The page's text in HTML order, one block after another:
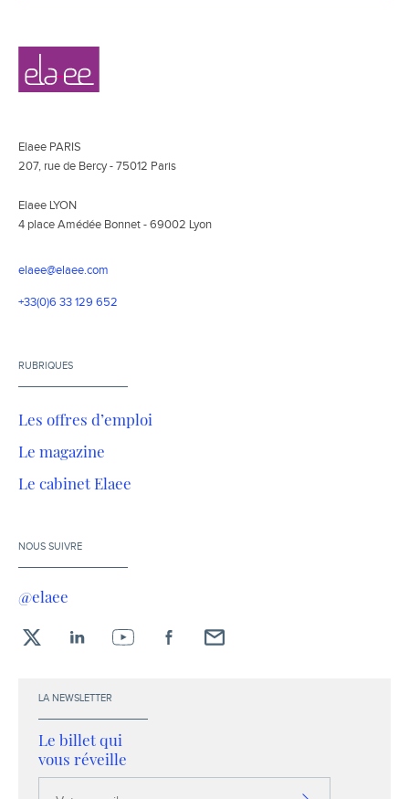
Navigation
secondaire
Elaee
Elaee PARIS
207, rue de Bercy - 75012 Paris
Elaee LYON
4 place Amédée Bonnet - 69002 Lyon
elaee@elaee.com
+33(0)6 33 129 652
RUBRIQUES
Les offres d’emploi
Le magazine
Le cabinet Elaee
NOUS SUIVRE
@elaee
LA NEWSLETTER
Le billet qui
vous réveille